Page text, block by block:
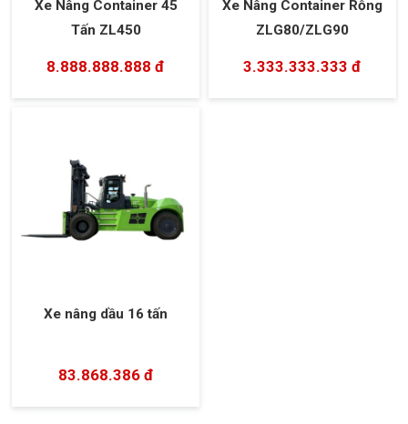
Xe Nâng Container 45
Tấn ZL450
8.888.888.888 đ
Xe Nâng Container Rỗng
ZLG80/ZLG90
3.333.333.333 đ
Xe nâng dầu 16 tấn
83.868.386 đ